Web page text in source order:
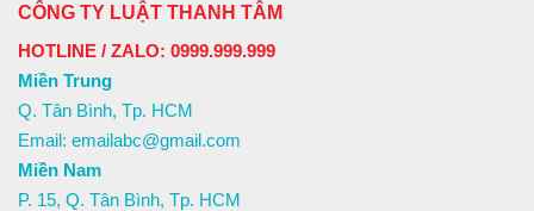
CÔNG TY LUẬT THANH TÂM
HOTLINE / ZALO: 0999.999.999
Miền Trung
Q. Tân Bình, Tp. HCM
Email: emailabc@gmail.com
Miền Nam
P. 15, Q. Tân Bình, Tp. HCM